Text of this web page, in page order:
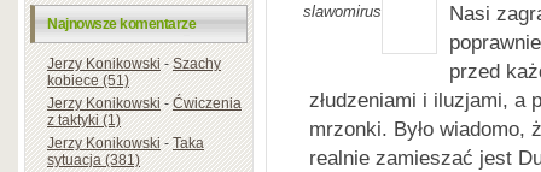
Najnowsze komentarze
Jerzy Konikowski-Szachy
kobiece (51)
Jerzy Konikowski-Ćwiczenia
z taktyki (1)
Jerzy Konikowski-Taka
sytuacja (381)
slawomirus
Nasi
przed
złudzeniami i iluzjami, a
mrzonki. Było wiadomo,
realnie zamieszać jest